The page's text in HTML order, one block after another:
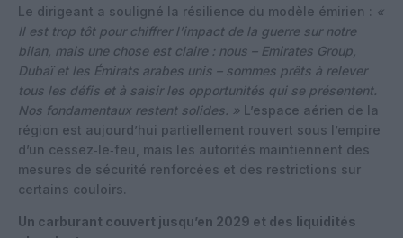
Le dirigeant a souligné la résilience du modèle émirien : «
Il est trop tôt pour chiffrer l’impact de la guerre sur notre
bilan, mais une chose est claire : nous – Emirates Group,
Dubaï et les Émirats arabes unis – sommes prêts à relever
tous les défis et à saisir les opportunités qui se présentent.
Nos fondamentaux restent solides. » L’espace aérien de la
région est aujourd’hui partiellement rouvert sous l’empire
d’un cessez‑le‑feu, mais les autorités maintiennent des
mesures de sécurité renforcées et des restrictions sur
certains couloirs.
Un carburant couvert jusqu’en 2029 et des liquidités